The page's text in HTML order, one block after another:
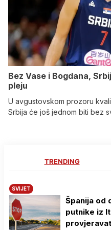
Bez Vase i Bogdana,
pleju
U avgustovskom prozoru
Srbija će još jednom biti bez
TRENDING
SVIJET
Španija od
putnike iz